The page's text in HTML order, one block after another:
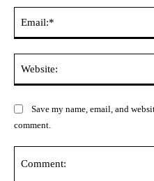
Save my name, email, and
comment.